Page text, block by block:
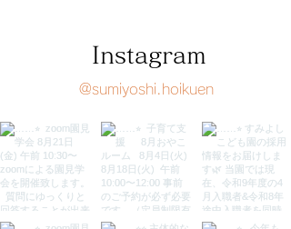
Instagram
@sumiyoshi.hoikuen